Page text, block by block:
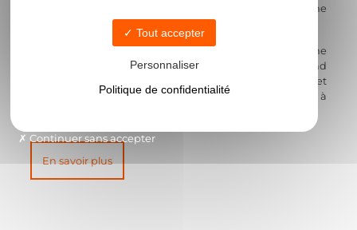
bouche. Mais on y retrouve, le fruit, la fleur, le bois … une
certaine complexité toute en légèreté.
Rouge, blanc, rosé ou pétillant, chaque cuvée offre une
expérience nouvelle, pour accompagner un très grand
nombre de plats : une alternative rafinée pour celles et
ceux qui souhaitent profiter d’un moment partagé à
En savoir plus
Tout accepter
Personnaliser
Politique de confidentialité
Continuer sans accepter